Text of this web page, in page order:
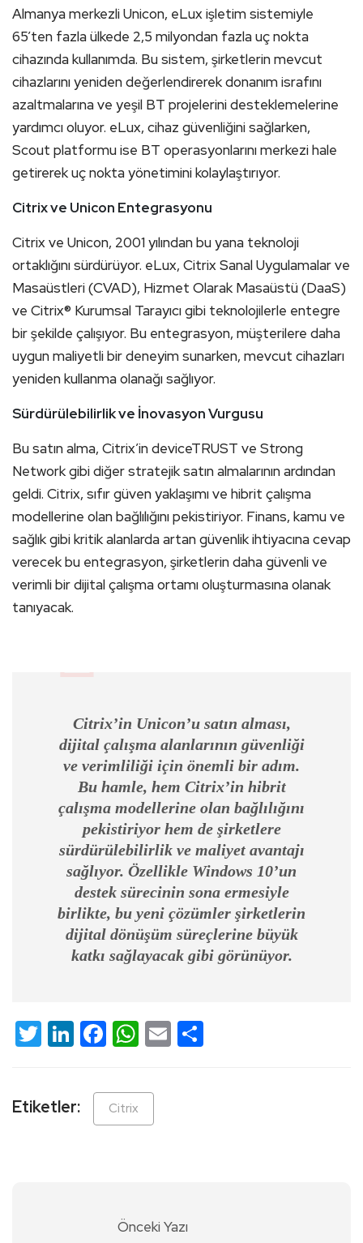
Almanya merkezli Unicon, eLux işletim sistemiyle
65’ten fazla ülkede 2,5 milyondan fazla uç nokta
cihazında kullanımda. Bu sistem, şirketlerin mevcut
cihazlarını yeniden değerlendirerek donanım israfını
azaltmalarına ve yeşil BT projelerini desteklemelerine
yardımcı oluyor. eLux, cihaz güvenliğini sağlarken,
Scout platformu ise BT operasyonlarını merkezi hale
getirerek uç nokta yönetimini kolaylaştırıyor.
Citrix ve Unicon Entegrasyonu
Citrix ve Unicon, 2001 yılından bu yana teknoloji
ortaklığını sürdürüyor. eLux, Citrix Sanal Uygulamalar ve
Masaüstleri (CVAD), Hizmet Olarak Masaüstü (DaaS)
ve Citrix® Kurumsal Tarayıcı gibi teknolojilerle entegre
bir şekilde çalışıyor. Bu entegrasyon, müşterilere daha
uygun maliyetli bir deneyim sunarken, mevcut cihazları
yeniden kullanma olanağı sağlıyor.
Sürdürülebilirlik ve İnovasyon Vurgusu
Bu satın alma, Citrix’in deviceTRUST ve Strong
Network gibi diğer stratejik satın almalarının ardından
geldi. Citrix, sıfır güven yaklaşımı ve hibrit çalışma
modellerine olan bağlılığını pekistiriyor. Finans, kamu ve
sağlık gibi kritik alanlarda artan güvenlik ihtiyacına cevap
verecek bu entegrasyon, şirketlerin daha güvenli ve
verimli bir dijital çalışma ortamı oluşturmasına olanak
tanıyacak.
Citrix’in Unicon’u satın alması,
dijital çalışma alanlarının güvenliği
ve verimliliği için önemli bir adım.
Bu hamle, hem Citrix’in hibrit
çalışma modellerine olan bağlılığını
pekistiriyor hem de şirketlere
sürdürülebilirlik ve maliyet avantajı
sağlıyor. Özellikle Windows 10’un
destek sürecinin sona ermesiyle
birlikte, bu yeni çözümler şirketlerin
dijital dönüşüm süreçlerine büyük
katkı sağlayacak gibi görünüyor.
Twitter
LinkedIn
Facebook
WhatsApp
Email
Etiketler: Citrix
Önceki Yazı